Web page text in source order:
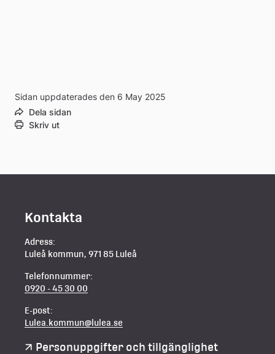
Sidan uppdaterades den 6 May 2025
Dela sidan
Skriv ut
Kontakta
Adress:
Luleå kommun, 971 85 Luleå
Telefonnummer:
0920 - 45 30 00
E-post:
Lulea.kommun@lulea.se
Personuppgifter och tillgänglighet